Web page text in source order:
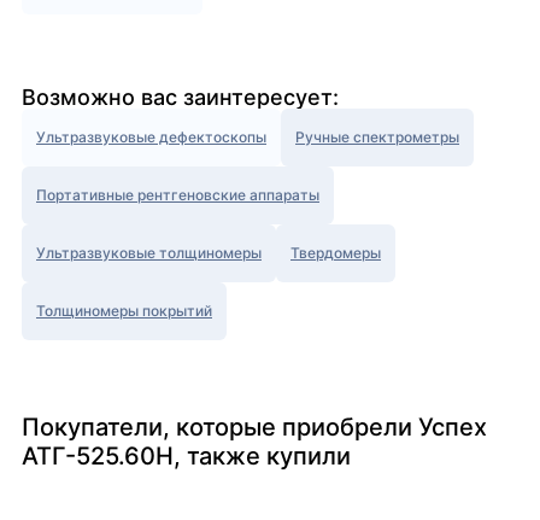
Возможно вас заинтересует:
Ультразвуковые дефектоскопы Ручные спектрометры
Портативные рентгеновские аппараты
Ультразвуковые толщиномеры Твердомеры
Толщиномеры покрытий
Покупатели, которые приобрели Успех
АТГ-525.60Н, также купили